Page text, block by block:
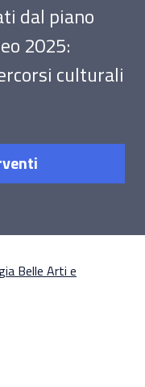
dal piano
2025:
culturali